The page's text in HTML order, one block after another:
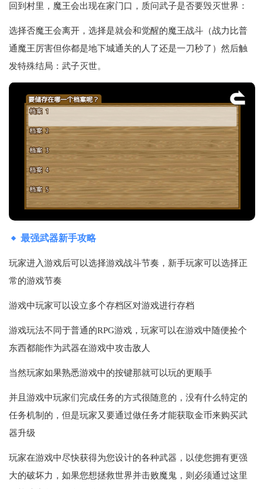
回到村里，魔王会出现在家门口，质问武子是否要毁灭世界：
选择否魔王会离开，选择是就会和觉醒的魔王战斗（战力比普
通魔王厉害但你都是地下城通关的人了还是一刀秒了）然后触
发特殊结局：武子灭世。
最强武器新手攻略
玩家进入游戏后可以选择游戏战斗节奏，新手玩家可以选择正
常的游戏节奏
游戏中玩家可以设立多个存档区对游戏进行存档
游戏玩法不同于普通的RPG游戏，玩家可以在游戏中随便捡个
东西都能作为武器在游戏中攻击敌人
当然玩家如果熟悉游戏中的按键那就可以玩的更顺手
并且游戏中玩家们完成任务的方式很随意的，没有什么特定的
任务机制的，但是玩家又要通过做任务才能获取金币来购买武
器升级
玩家在游戏中尽快获得为您设计的各种武器，以使您拥有更强
大的破坏力，如果您想拯救世界并击败魔鬼，则必须通过这里